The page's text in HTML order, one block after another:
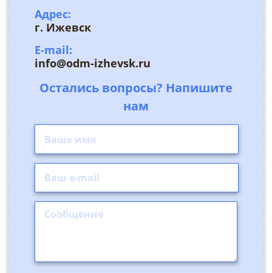
Адрес:
г. Ижевск
E-mail:
info@odm-izhevsk.ru
Остались вопросы? Напишите
нам